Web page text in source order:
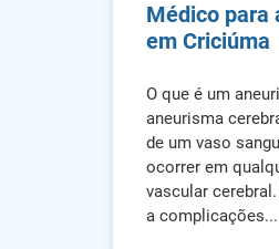
Médico para
em Criciúma
O que é um
aneurisma
de um vaso
ocorrer em
vascular
a complicações